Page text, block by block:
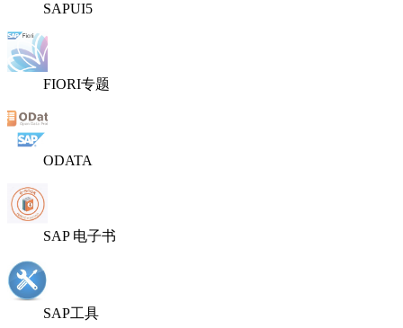
SAPUI5
FIORI专题
ODATA
SAP 电子书
SAP工具